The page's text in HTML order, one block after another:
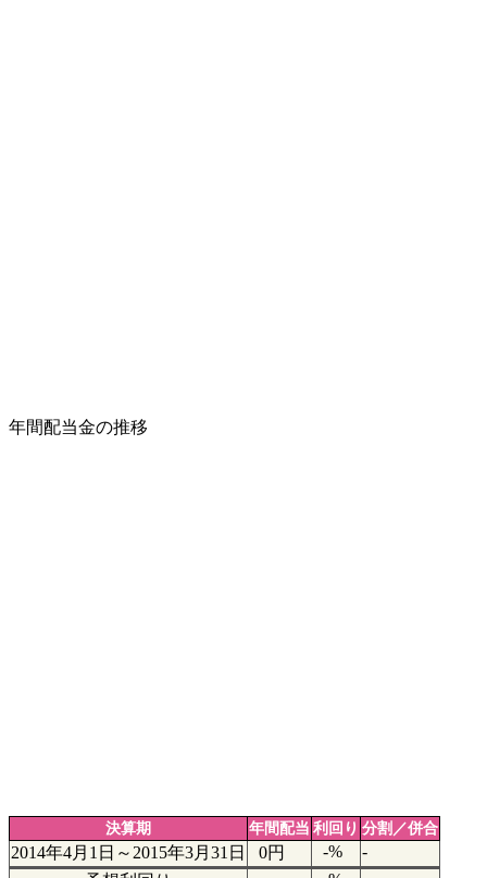
年間配当金の推移
決算期 年間配当 利回り 分割／併合
2014年4月1日～2015年3月31日 0円 -%
-